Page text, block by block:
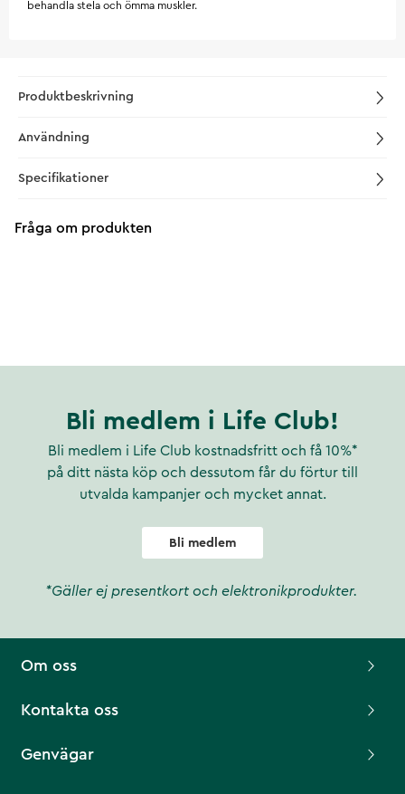
behandla stela och ömma muskler.
Produktbeskrivning
Användning
Specifikationer
Fråga om produkten
Bli medlem i Life Club!
Bli medlem i Life Club kostnadsfritt och få 10%*
på ditt nästa köp och dessutom får du förtur till
utvalda kampanjer och mycket annat.
Bli medlem
*Gäller ej presentkort och elektronikprodukter.
Om oss
Kontakta oss
Genvägar